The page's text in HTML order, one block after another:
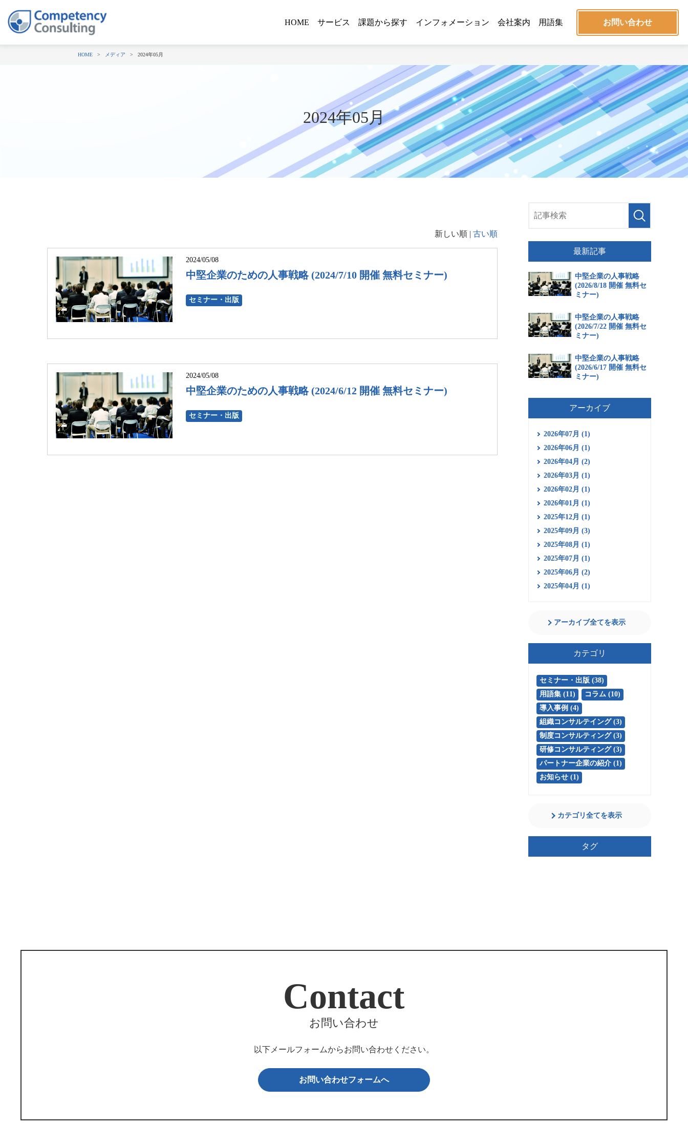
HOME サービス 課題から探す インフォメーション 会社案内 用語集 お問い合わせ
HOME メディア 2024年05月
2024年05月
新しい順 | 古い順
2024/05/08
中堅企業のための人事戦略 (2024/7/10 開催 無料セミナー)
セミナー・出版
2024/05/08
中堅企業のための人事戦略 (2024/6/12 開催 無料セミナー)
セミナー・出版
最新記事
中堅企業の人事戦略
(2026/8/18 開催 無料セ
ミナー)
中堅企業の人事戦略
(2026/7/22 開催 無料セ
ミナー)
中堅企業の人事戦略
(2026/6/17 開催 無料セ
ミナー)
アーカイブ
2026年07月 (1)
2026年06月 (1)
2026年04月 (2)
2026年03月 (1)
2026年02月 (1)
2026年01月 (1)
2025年12月 (1)
2025年09月 (3)
2025年08月 (1)
2025年07月 (1)
2025年06月 (2)
2025年04月 (1)
アーカイブ全てを表示
カテゴリ
セミナー・出版 (38)
用語集 (11)
コラム (10)
導入事例 (4)
組織コンサルテイング (3)
制度コンサルティング (3)
研修コンサルティング (3)
パートナー企業の紹介 (1)
お知らせ (1)
カテゴリ全てを表示
タグ
Contact
お問い合わせ
以下メールフォームからお問い合わせください。
お問い合わせフォームへ